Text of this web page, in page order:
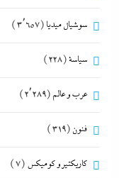
سوشيال ميديا (3٬657)
سياسة(228)
عرب و عالم (2٬289)
فنون (319)
كاريكتير و كوميكس (7)